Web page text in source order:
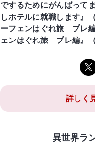
でするためにがんばって
しホテルに就職します』
ーフェンはぐれ旅 プレ
ェンはぐれ旅 プレ編』（
詳しく
異世界ラ